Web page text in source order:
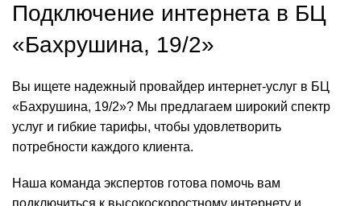
Подключение интернета в БЦ
«Бахрушина, 19/2»
Вы ищете надежный провайдер интернет-услуг в БЦ
«Бахрушина, 19/2»? Мы предлагаем широкий спектр
услуг и гибкие тарифы, чтобы удовлетворить
потребности каждого клиента.
Наша команда экспертов готова помочь вам